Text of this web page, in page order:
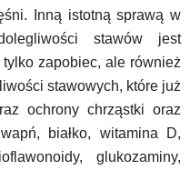
Inną istotną sprawą w
stawów jest
zapobiec, ale również
stawowych, które już
ochrony chrząstki oraz
białko, witamina D,
glukozaminy,